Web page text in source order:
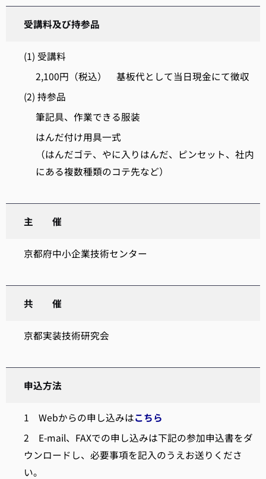
受講料及び持参品
(1) 受講料
2,100円（税込） 基板代として当日現金にて徴収
(2) 持参品
筆記具、作業できる服装
はんだ付け用具一式
（はんだゴテ、やに入りはんだ、ピンセット、社内
にある複数種類のコテ先など）
主 催
京都府中小企業技術センター
共 催
京都実装技術研究会
申込方法
1 Webからの申し込みはこちら
2 E-mail、FAXでの申し込みは下記の参加申込書をダ
ウンロードし、必要事項を記入のうえお送りくださ
い。